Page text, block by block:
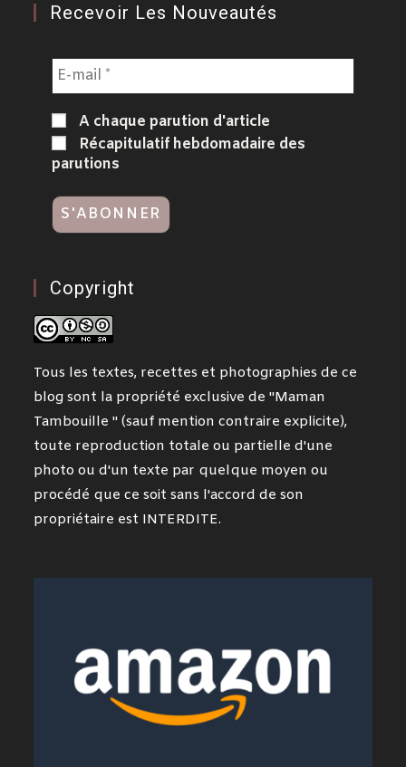
Recevoir Les Nouveautés
A chaque parution d'article
Récapitulatif hebdomadaire des
parutions
Copyright
Tous les textes, recettes et photographies de ce
blog sont la propriété exclusive de "Maman
Tambouille " (sauf mention contraire explicite),
toute reproduction totale ou partielle d'une
photo ou d'un texte par quelque moyen ou
procédé que ce soit sans l'accord de son
propriétaire est INTERDITE.